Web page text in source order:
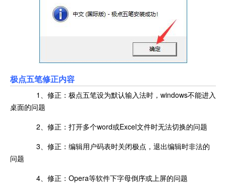
极点五笔修正内容
1、修正：极点五笔设为默认输入法时，windows不能进入
桌面的问题
2、修正：打开多个word或Excel文件时无法切换的问题
3、修正：编辑用户码表时关闭极点，退出编辑时非法的
问题
4、修正：Opera等软件下字母倒序或上屏的问题